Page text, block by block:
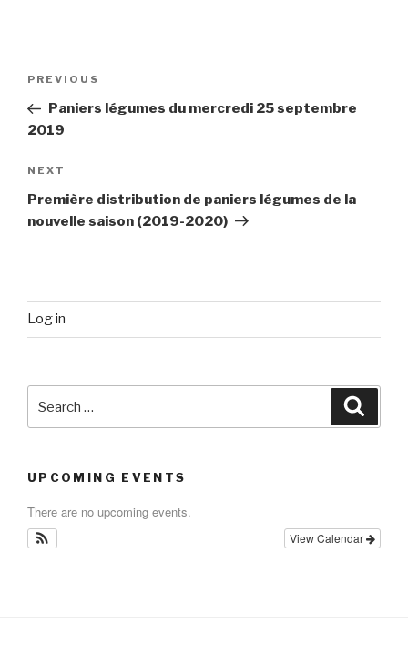
Previous
Post
PREVIOUS
Paniers légumes du mercredi 25 septembre
2019
Next
Post
NEXT
Première distribution de paniers légumes de la
nouvelle saison (2019-2020)
Log in
for:
UPCOMING EVENTS
There are no upcoming events.
View Calendar